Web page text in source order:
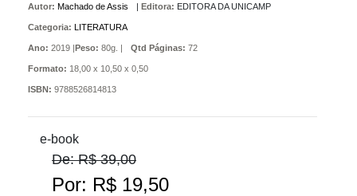
Autor: Machado de Assis | Editora: EDITORA DA UNICAMP
Categoria: LITERATURA
Ano: 2019 |Peso: 80g. | Qtd Páginas: 72
Formato: 18,00 x 10,50 x 0,50
ISBN: 9788526814813
e-book
De: R$ 39,00
Por: R$ 19,50